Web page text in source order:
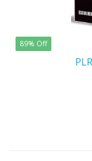
89% Off